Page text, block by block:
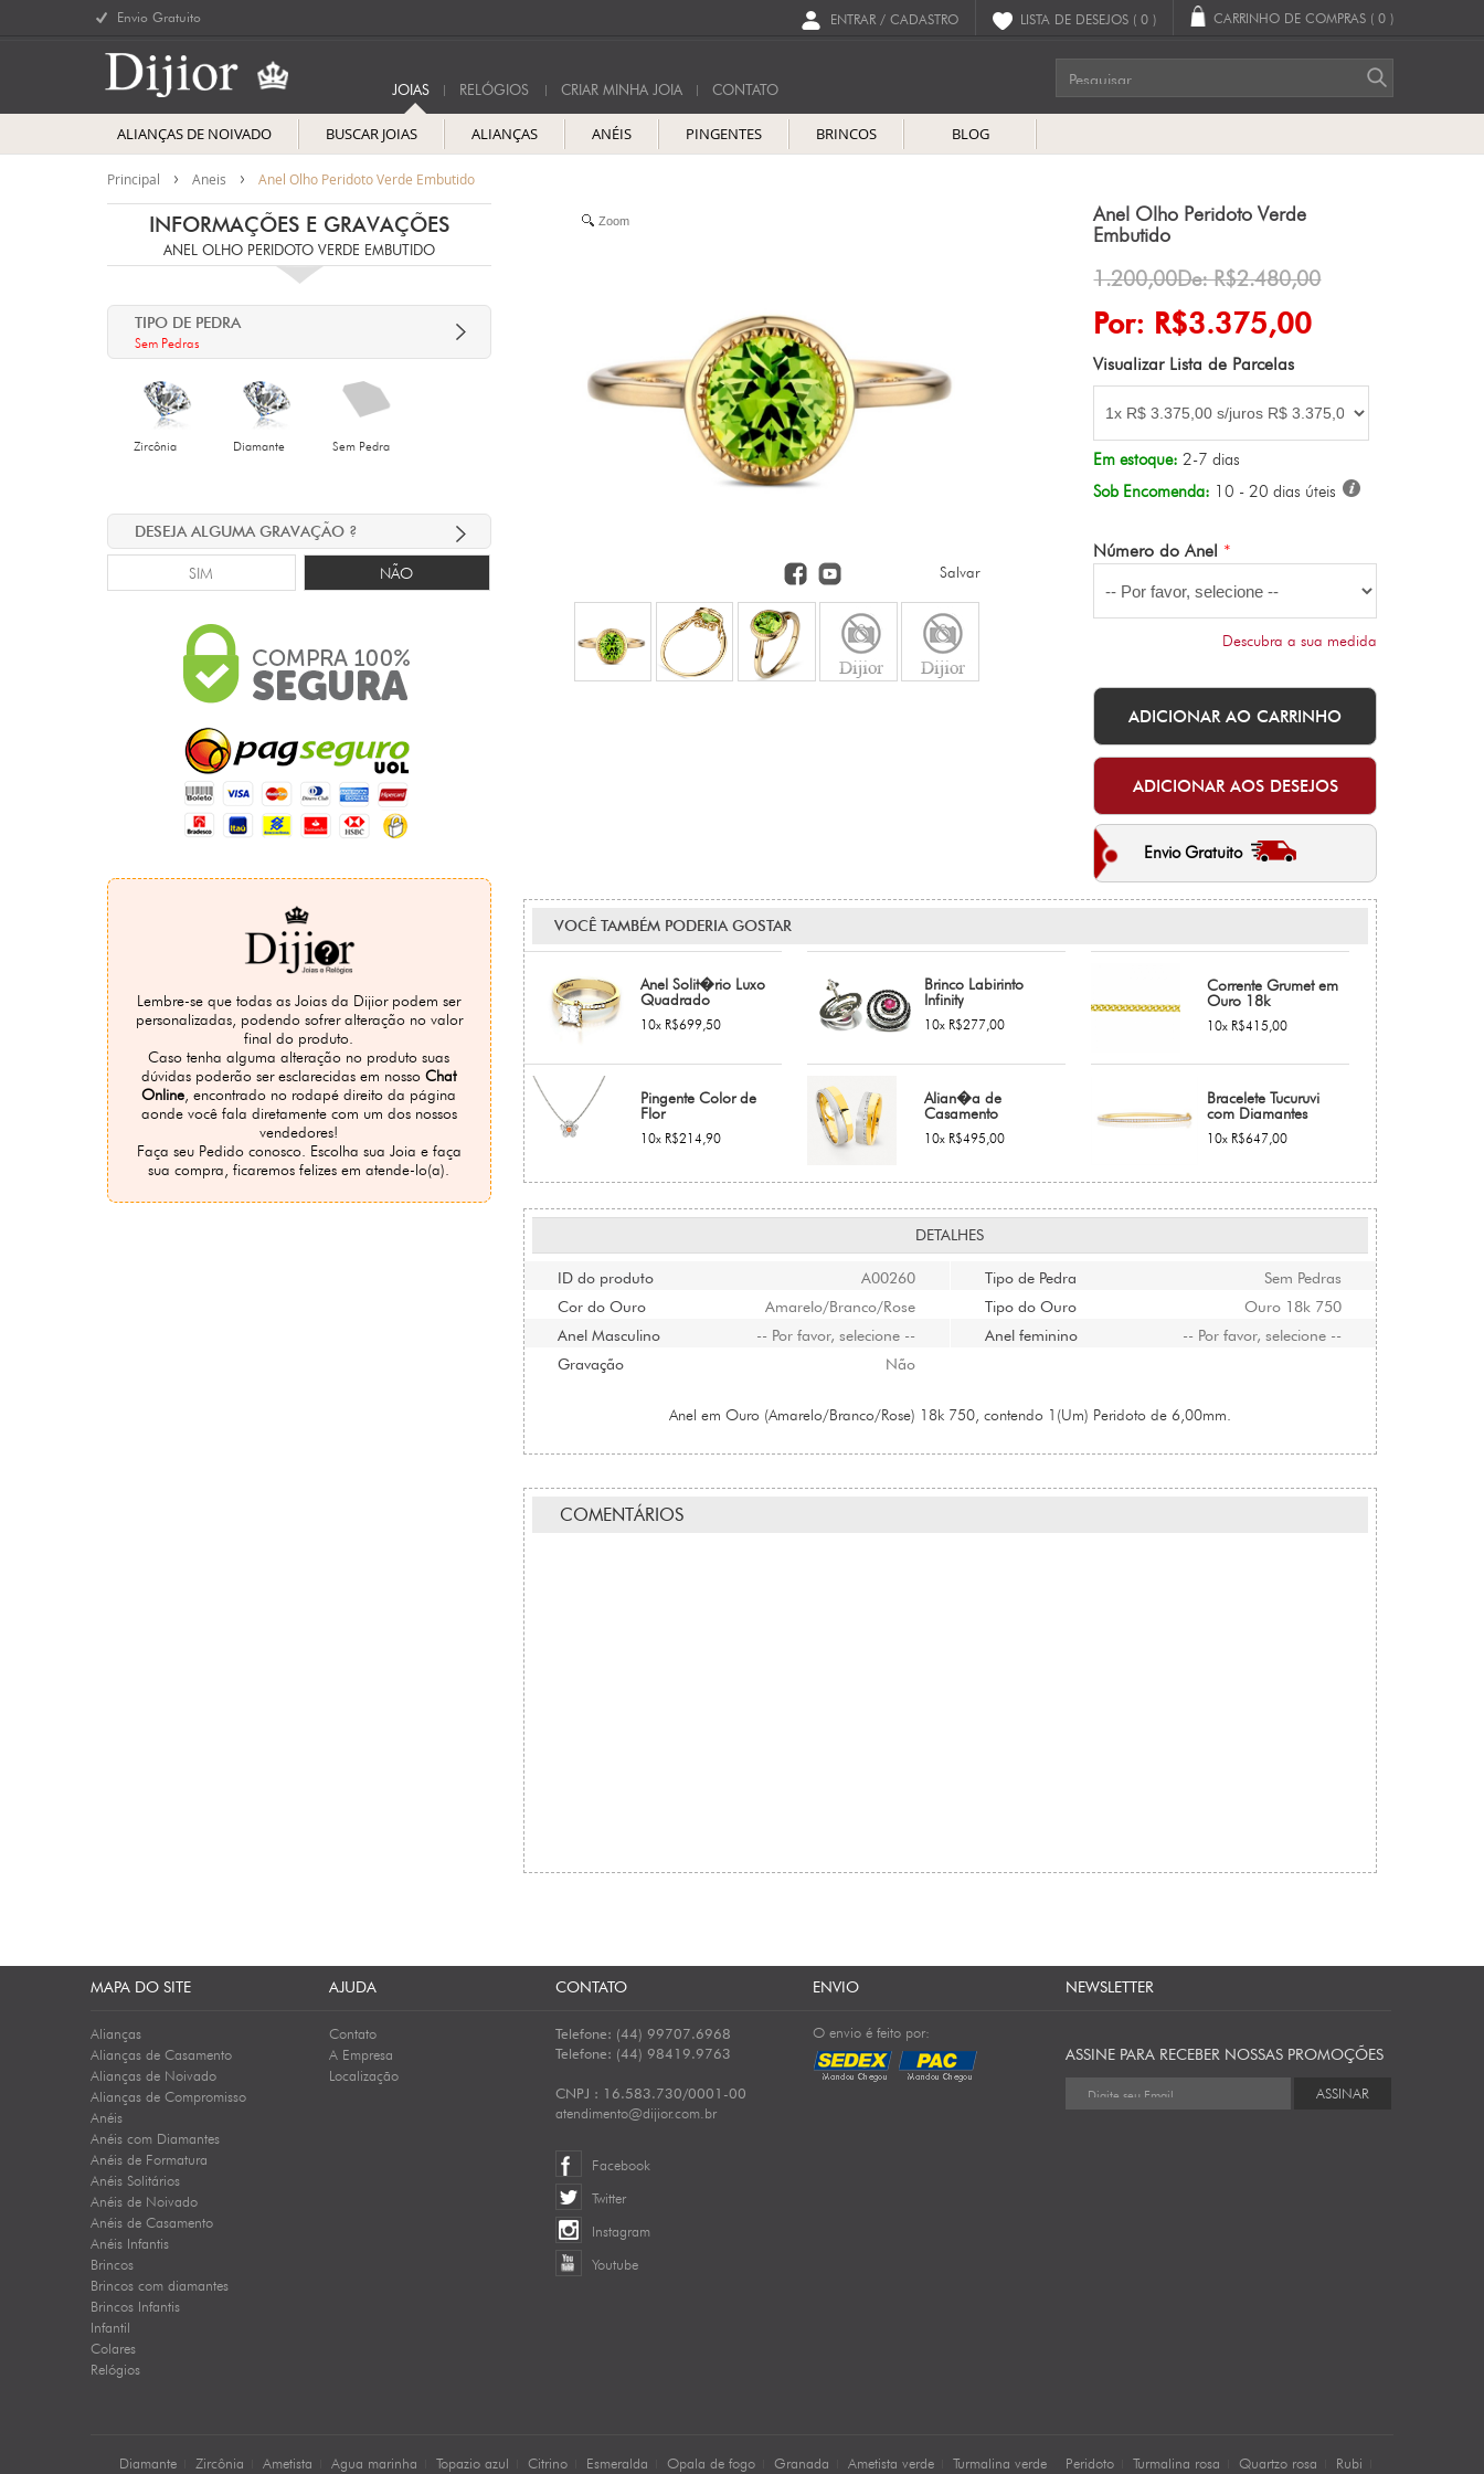
Envio Gratuito ENTRAR / CADASTRO LISTA DE DESEJOS ( 0 ) CARRINHO DE COMPRAS ( 0 )
JOIAS RELÓGIOS CRIAR MINHA JOIA CONTATO
ALIANÇAS DE NOIVADO BUSCAR JOIAS ALIANÇAS ANÉIS PINGENTES BRINCOS BLOG
Principal Aneis Anel Olho Peridoto Verde Embutido
Zoom
Salvar
INFORMAÇÕES E GRAVAÇÕES
ANEL OLHO PERIDOTO VERDE EMBUTIDO
TIPO DE PEDRA
Sem Pedras
Zircônia Diamante Sem Pedra
DESEJA ALGUMA GRAVAÇÃO ?
SIM NÃO
Lembre-se que todas as Joias da Dijior podem ser
personalizadas, podendo sofrer alteração no valor
final do produto.
Caso tenha alguma alteração no produto suas
dúvidas poderão ser esclarecidas em nossoChat
Online , encontrado no rodapé direito da página
aonde você fala diretamente com um dos nossos
vendedores!
Faça seu Pedido conosco. Escolha sua Joia e faça
sua compra, ficaremos felizes em atende-lo(a).
Anel Olho Peridoto Verde
Embutido
1.200,00De: R$2.480,00
Por: R$3.375,00
Visualizar Lista de Parcelas
Em estoque: 2-7 dias
Sob Encomenda: 10 - 20 dias úteis
Número do Anel *
Descubra a sua medida
Envio Gratuito
VOCÊ TAMBÉM PODERIA GOSTAR
Anel Solit�rio Luxo
Quadrado
10x R$699,50
Brinco Labirinto
Infinity
10x R$277,00
Corrente Grumet em
Ouro 18k
10x R$415,00
Pingente Color de
Flor
10x R$214,90
Alian�a de
Casamento
10x R$495,00
Bracelete Tucuruvi
com Diamantes
10x R$647,00
DETALHES
ID do produto A00260
Cor do Ouro Amarelo/Branco/Rose
Anel Masculino -- Por favor, selecione --
Gravação Não
Tipo de Pedra Sem Pedras
Tipo do Ouro Ouro 18k 750
Anel feminino -- Por favor, selecione --
Anel em Ouro (Amarelo/Branco/Rose) 18k 750, contendo 1(Um) Peridoto de 6,00mm.
COMENTÁRIOS
MAPA DO SITE
Alianças
Alianças de Casamento
Alianças de Noivado
Alianças de Compromisso
Anéis
Anéis com Diamantes
Anéis de Formatura
Anéis Solitários
Anéis de Noivado
Anéis de Casamento
Anéis Infantis
Brincos
Brincos com diamantes
Brincos Infantis
Infantil
Colares
Relógios
AJUDA
Contato
A Empresa
Localização
CONTATO
Telefone: (44) 99707.6968
Telefone: (44) 98419.9763
CNPJ : 16.583.730/0001-00
atendimento@dijior.com.br
Facebook
Twitter
Instagram
Youtube
ENVIO
O envio é feito por:
NEWSLETTER
ASSINE PARA RECEBER NOSSAS PROMOÇÕES
ASSINAR
Diamante Zircônia Ametista Agua marinha Topazio azul Citrino Esmeralda Opala de fogo Granada Ametista verde Turmalina verde Peridoto Turmalina rosa Quartzo rosa Rubi